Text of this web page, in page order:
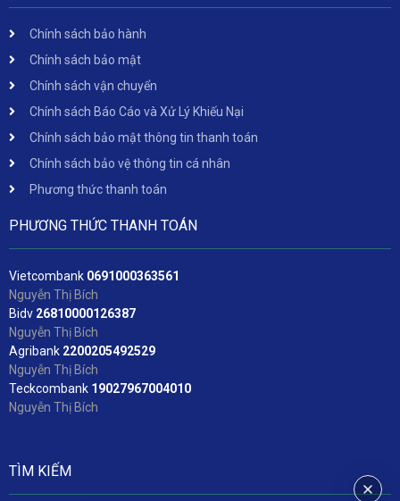
Chính sách bảo hành
Chính sách bảo mật
Chính sách vận chuyển
Chính sách Báo Cáo và Xử Lý Khiếu Nại
Chính sách bảo mật thông tin thanh toán
Chính sách bảo vệ thông tin cá nhân
Phương thức thanh toán
PHƯƠNG THỨC THANH TOÁN
Vietcombank 0691000363561
Nguyễn Thị Bích
Bidv 26810000126387
Nguyễn Thị Bích
Agribank 2200205492529
Nguyễn Thị Bích
Teckcombank 19027967004010
Nguyễn Thị Bích
TÌM KIẾM